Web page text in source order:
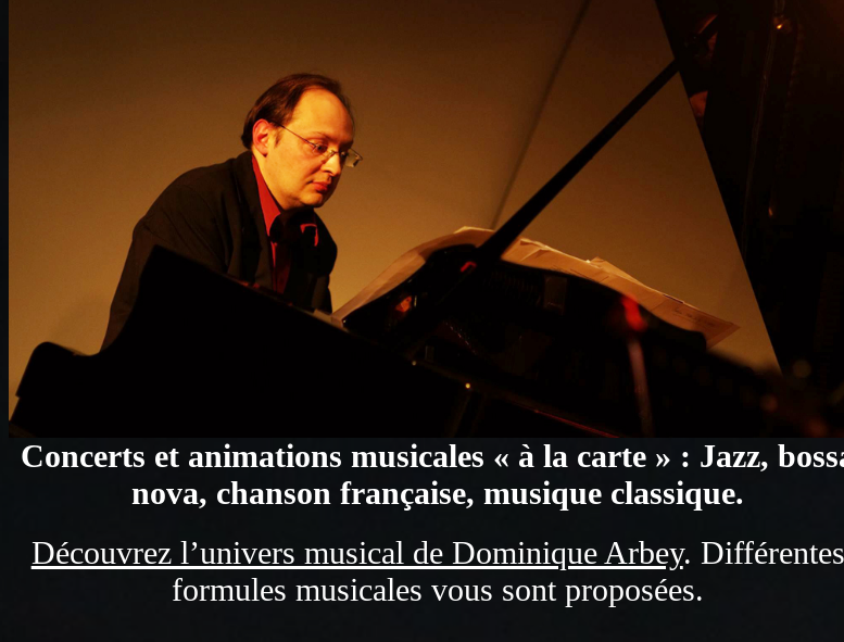
Concerts et animations musicales « à la carte » : Jazz,
nova, chanson française, musique classique.
Découvrez l’univers musical de Dominique Arbey. Différentes
formules musicales vous sont proposées.